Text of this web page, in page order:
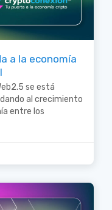
a la economía
se está
al crecimiento
entre los